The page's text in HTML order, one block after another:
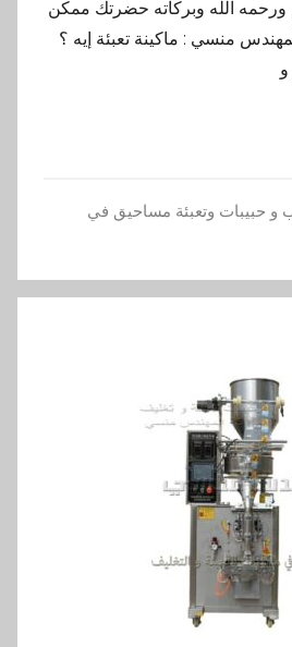
ورحمه الله وبركاته حضرتك ممكن
منسي : ماكينة تعبئة إيه ؟
و حبيبات وتعبئة مساحيق في